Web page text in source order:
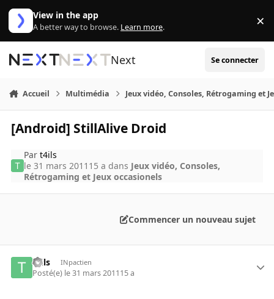
Aller au contenu
View in the app
A better way to browse. Learn more. ×
Next Se connecter
Accueil Multimédia Jeux vidéo, Consoles, Rétrogaming et
[Android] StillAlive Droid
Part4ils
le 31 mars 2011 15 a dans Jeux vidéo, Consoles,
Rétrogaming et Jeux occasionels
Commencer un nouveau sujet
t4ils INpactien
Posté(e) le 31 mars 201115 a